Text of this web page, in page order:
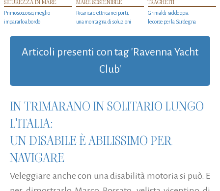
SICUREZZA IN MARE
Primo soccorso, meglio
impararlo a bordo
MARE SOSTENIBILE
Ricarica elettrica nei porti,
una montagna di soluzioni
TRAGHETTI
Grimaldi raddoppia
le corse per la Sardegna
Articoli presenti con tag 'Ravenna Yacht
Club'
IN TRIMARANO IN SOLITARIO LUNGO
L'ITALIA:
UN DISABILE È ABILISSIMO PER
NAVIGARE
Veleggiare anche con una disabilità motoria si può. E